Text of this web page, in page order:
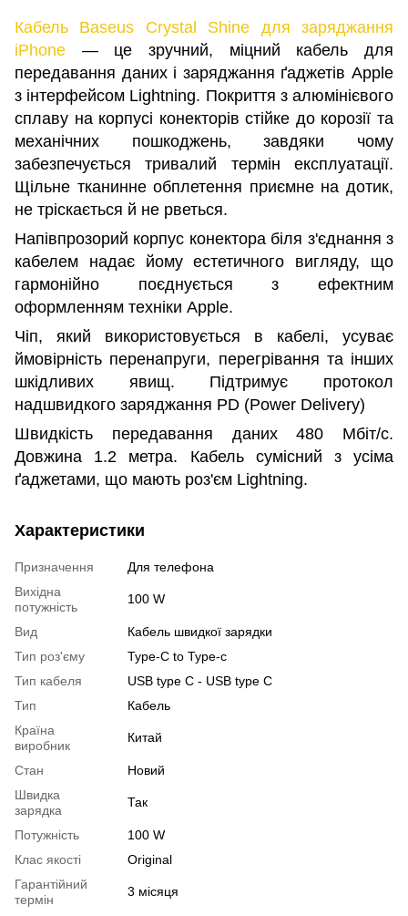
Кабель Baseus Crystal Shine для заряджання
iPhone — це зручний, міцний кабель для
передавання даних і заряджання ґаджетів Apple
з інтерфейсом Lightning. Покриття з алюмінієвого
сплаву на корпусі конекторів стійке до корозії та
механічних пошкоджень, завдяки чому
забезпечується тривалий термін експлуатації.
Щільне тканинне обплетення приємне на дотик,
не тріскається й не рветься.
Напівпрозорий корпус конектора біля з'єднання з
кабелем надає йому естетичного вигляду, що
гармонійно поєднується з ефектним
оформленням техніки Apple.
Чіп, який використовується в кабелі, усуває
ймовірність перенапруги, перегрівання та інших
шкідливих явищ. Підтримує протокол
надшвидкого заряджання PD (Power Delivery)
Швидкість передавання даних 480 Мбіт/с.
Довжина 1.2 метра. Кабель сумісний з усіма
ґаджетами, що мають роз'єм Lightning.
Характеристики
Призначення
Для телефона
Вихідна
потужність
100 W
Вид
Кабель швидкої зарядки
Тип роз'єму
Type-C to Type-c
Тип кабеля
USB type С - USB type C
Тип
Кабель
Країна
виробник
Китай
Стан
Новий
Швидка
зарядка
Так
Потужність
100 W
Клас якості
Original
Гарантійний
термін
3 місяця